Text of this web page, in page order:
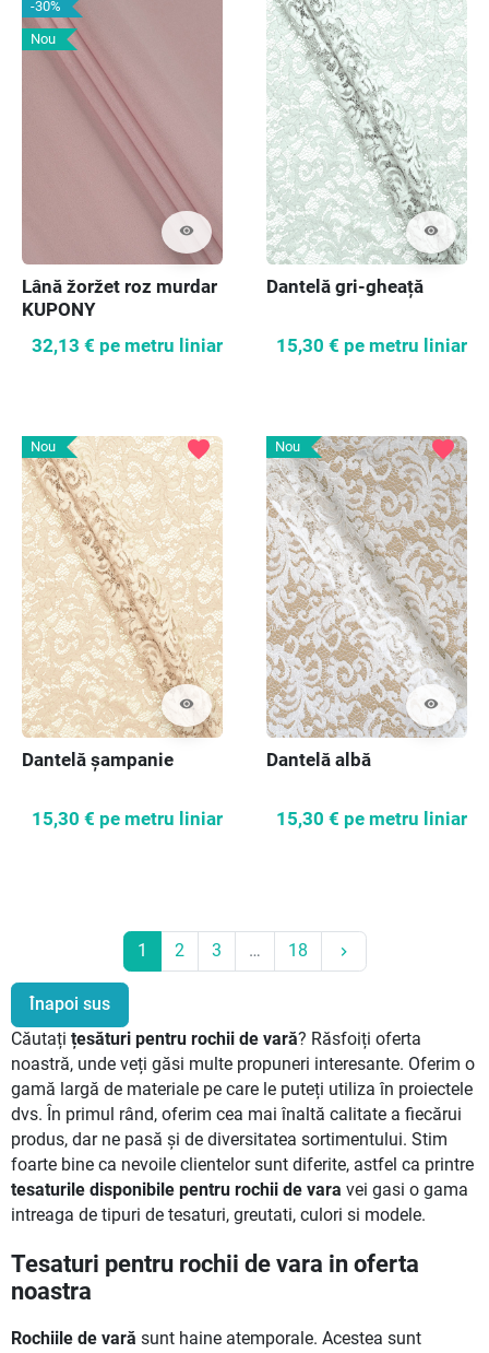
-30%
Nou
visibility
Lână žoržet roz murdar
KUPONY
32,13 € pe metru liniar
visibility
Dantelă gri-gheață
15,30 € pe metru liniar
Nou
visibility
favorite
Dantelă șampanie
15,30 € pe metru liniar
Nou
visibility
favorite
Dantelă albă
15,30 € pe metru liniar
1 2 3 … 18 keyboard_arrow_right
Înapoi sus
Căutați țesături pentru rochii de vară? Răsfoiți oferta
noastră, unde veți găsi multe propuneri interesante. Oferim o
gamă largă de materiale pe care le puteți utiliza în proiectele
dvs. În primul rând, oferim cea mai înaltă calitate a fiecărui
produs, dar ne pasă și de diversitatea sortimentului. Stim
foarte bine ca nevoile clientelor sunt diferite, astfel ca printre
tesaturile disponibile pentru rochii de vara vei gasi o gama
intreaga de tipuri de tesaturi, greutati, culori si modele.
Tesaturi pentru rochii de vara in oferta
noastra
Rochiile de vară sunt haine atemporale. Acestea sunt